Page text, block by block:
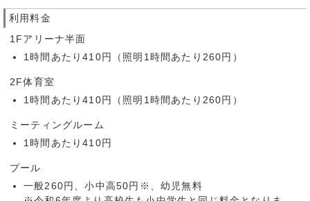
利用料金
1Fアリーナ半面
1時間あたり410円（照明1時間あたり260円）
2F体育室
1時間あたり410円（照明1時間あたり260円）
ミーティングルーム
1時間あたり410円
プール
一般260円、小中高50円※、幼児無料